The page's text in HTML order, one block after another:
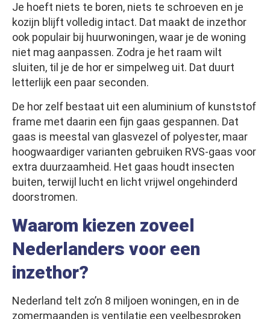
Je hoeft niets te boren, niets te schroeven en je
kozijn blijft volledig intact. Dat maakt de inzethor
ook populair bij huurwoningen, waar je de woning
niet mag aanpassen. Zodra je het raam wilt
sluiten, til je de hor er simpelweg uit. Dat duurt
letterlijk een paar seconden.
De hor zelf bestaat uit een aluminium of kunststof
frame met daarin een fijn gaas gespannen. Dat
gaas is meestal van glasvezel of polyester, maar
hoogwaardiger varianten gebruiken RVS-gaas voor
extra duurzaamheid. Het gaas houdt insecten
buiten, terwijl lucht en licht vrijwel ongehinderd
doorstromen.
Waarom kiezen zoveel
Nederlanders voor een
inzethor?
Nederland telt zo’n 8 miljoen woningen, en in de
zomermaanden is ventilatie een veelbesproken